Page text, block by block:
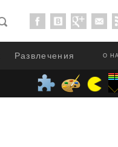
О
Развлечения